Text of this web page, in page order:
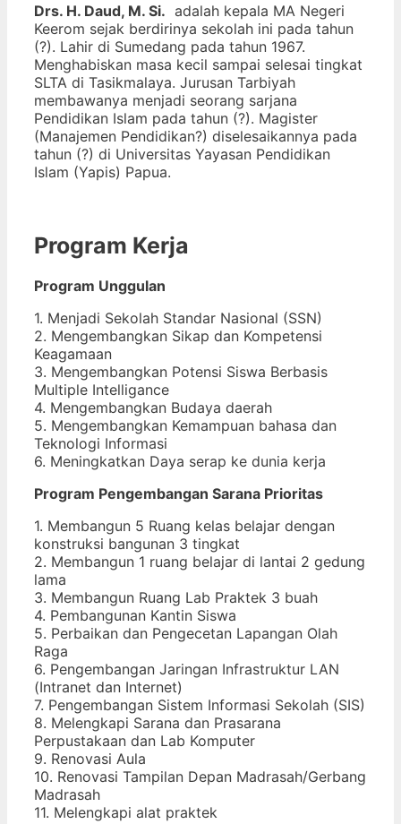
Drs. H. Daud, M. Si. adalah kepala MA Negeri
Keerom sejak berdirinya sekolah ini pada tahun
(?). Lahir di Sumedang pada tahun 1967.
Menghabiskan masa kecil sampai selesai tingkat
SLTA di Tasikmalaya. Jurusan Tarbiyah
membawanya menjadi seorang sarjana
Pendidikan Islam pada tahun (?). Magister
(Manajemen Pendidikan?) diselesaikannya pada
tahun (?) di Universitas Yayasan Pendidikan
Islam (Yapis) Papua.
Program Kerja
Program Unggulan
1. Menjadi Sekolah Standar Nasional (SSN)
2. Mengembangkan Sikap dan Kompetensi
Keagamaan
3. Mengembangkan Potensi Siswa Berbasis
Multiple Intelligance
4. Mengembangkan Budaya daerah
5. Mengembangkan Kemampuan bahasa dan
Teknologi Informasi
6. Meningkatkan Daya serap ke dunia kerja
Program Pengembangan Sarana Prioritas
1. Membangun 5 Ruang kelas belajar dengan
konstruksi bangunan 3 tingkat
2. Membangun 1 ruang belajar di lantai 2 gedung
lama
3. Membangun Ruang Lab Praktek 3 buah
4. Pembangunan Kantin Siswa
5. Perbaikan dan Pengecetan Lapangan Olah
Raga
6. Pengembangan Jaringan Infrastruktur LAN
(Intranet dan Internet)
7. Pengembangan Sistem Informasi Sekolah (SIS)
8. Melengkapi Sarana dan Prasarana
Perpustakaan dan Lab Komputer
9. Renovasi Aula
10. Renovasi Tampilan Depan Madrasah/Gerbang
Madrasah
11. Melengkapi alat praktek